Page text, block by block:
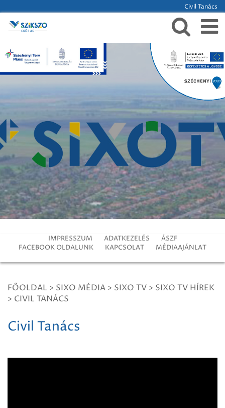
Civil Tanács
IMPRESSZUM ADATKEZELÉS
ÁSZF
FACEBOOK OLDALUNK
KAPCSOLAT MÉDIAAJÁNLAT
FŐOLDAL > SIXO MÉDIA > SIXO TV > SIXO TV HÍREK
> CIVIL TANÁCS
Civil Tanács